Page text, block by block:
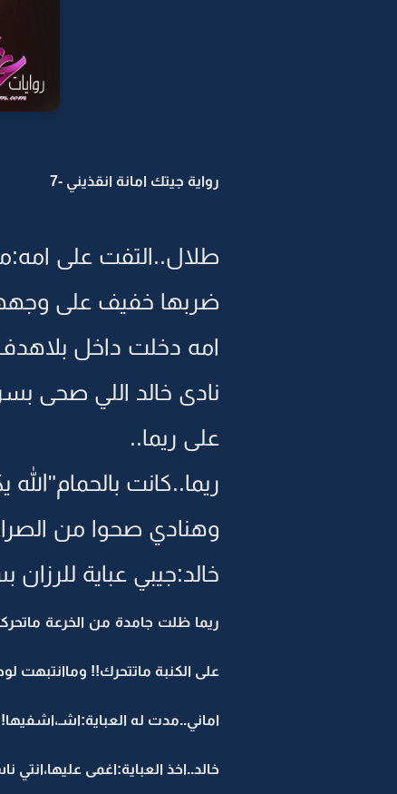
رواية جيتك امانة انقذيني -7
طلال..التفت على
ضربها خفيف على
امه دخلت داخل
نادى خالد اللي صحى
على ريما..
ريما..كانت
وهنادي صحوا من
خالد:جيبي عباية
ريما ظلت جامدة من الخرعة
على الكنبة ماتتحرك!! وماانتبهت
اماني..مدت له
خالد..اخذ العباية:اغمى عليها،انتي